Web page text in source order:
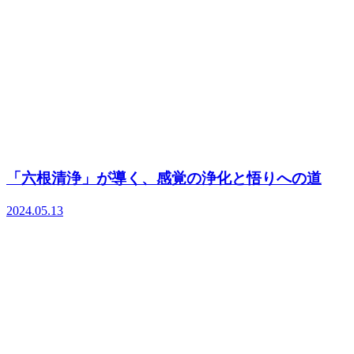
「六根清浄」が導く、感覚の浄化と悟りへの道
2024.05.13